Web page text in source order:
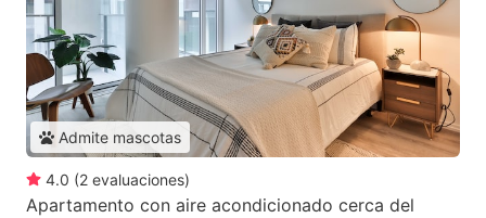
Admite mascotas
4.0 (2 evaluaciones)
Apartamento con aire acondicionado cerca del